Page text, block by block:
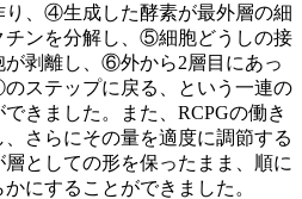
り、④生成した酵素が最外層の細
チンを分解し、⑤細胞どうしの接
剥離し、⑥外から2層目にあっ
ステップに戻る、という一連の
きました。また、RCPGの働き
さらにその量を適度に調節する
としての形を保ったまま、順に
にすることができました。